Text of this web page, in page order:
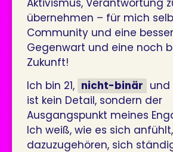
Aktivismus, Verantwortung
übernehmen – für mich
Community und eine
Gegenwart und eine noch
Zukunft!
Ich bin 21, nicht-binär und
ist kein Detail, sondern der
Ausgangspunkt meines
Ich weiß, wie es sich
dazuzugehören, sich